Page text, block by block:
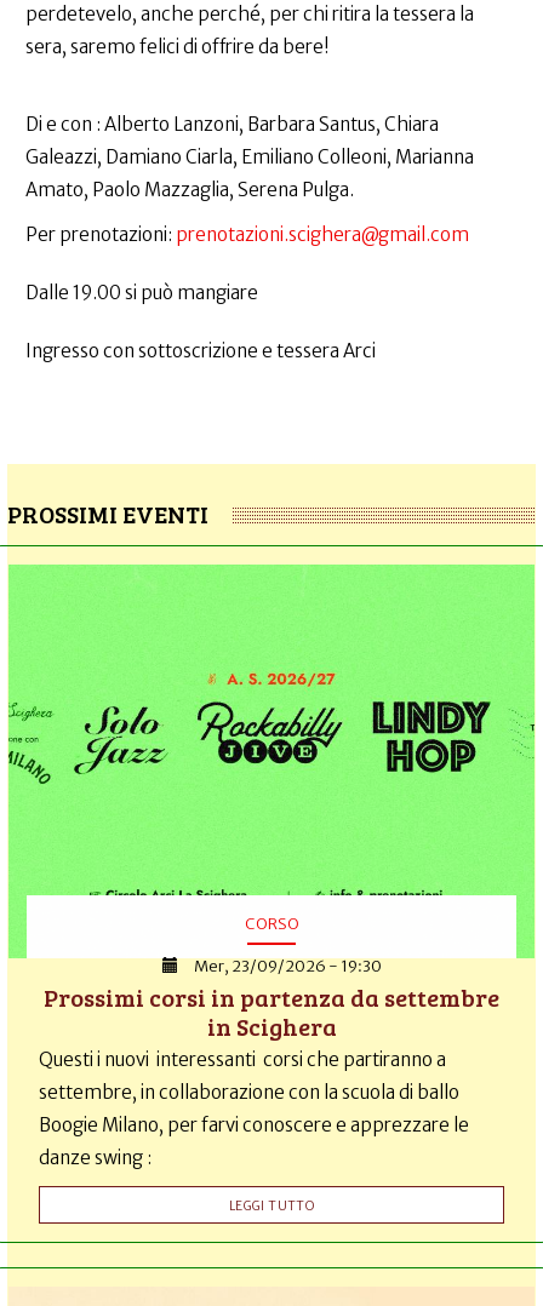
perdetevelo, anche perché, per chi ritira la tessera la
sera, saremo felici di offrire da bere!
Di e con : Alberto Lanzoni, Barbara Santus, Chiara
Galeazzi, Damiano Ciarla, Emiliano Colleoni, Marianna
Amato, Paolo Mazzaglia, Serena Pulga.
Per prenotazioni: prenotazioni.scighera@gmail.com
Dalle 19.00 si può mangiare
Ingresso con sottoscrizione e tessera Arci
PROSSIMI EVENTI
CORSO
Mer, 23/09/2026 - 19:30
Prossimi corsi in partenza da settembre
in Scighera
Questi i nuovi interessanti corsi che partiranno a
settembre, in collaborazione con la scuola di ballo
Boogie Milano, per farvi conoscere e apprezzare le
danze swing :
LEGGI TUTTO